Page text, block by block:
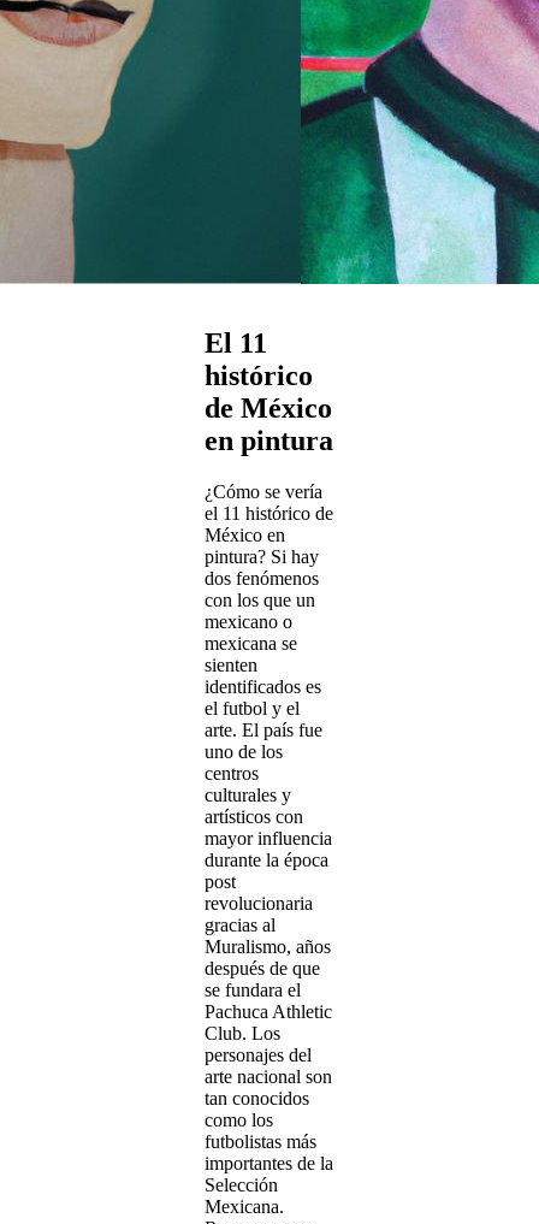
El 11
histórico
de México
en pintura
¿Cómo se vería
el 11 histórico de
México en
pintura? Si hay
dos fenómenos
con los que un
mexicano o
mexicana se
sienten
identificados es
el futbol y el
arte. El país fue
uno de los
centros
culturales y
artísticos con
mayor influencia
durante la época
post
revolucionaria
gracias al
Muralismo, años
después de que
se fundara el
Pachuca Athletic
Club. Los
personajes del
arte nacional son
tan conocidos
como los
futbolistas más
importantes de la
Selección
Mexicana.